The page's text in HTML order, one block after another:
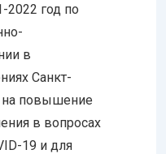
2022 год по
в
Санкт-
на повышение
в вопросах
19 и для